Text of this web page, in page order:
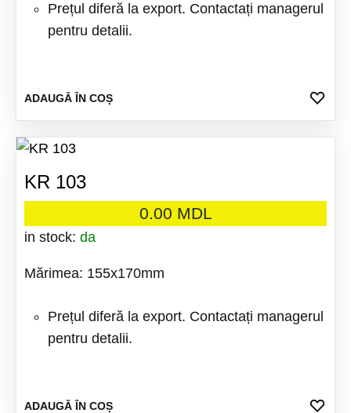
Prețul diferă la export. Contactați managerul
pentru detalii.
ADAUGĂ ÎN COȘ
KR 103
0.00 MDL
in stock: da
Mărimea: 155x170mm
Prețul diferă la export. Contactați managerul
pentru detalii.
ADAUGĂ ÎN COȘ